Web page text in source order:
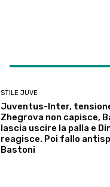
STILE JUVE
Juventus-Inter,
Zhegrova non capisce,
lascia uscire la palla e
reagisce. Poi fallo
Bastoni